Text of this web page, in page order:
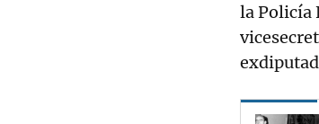
la Policía